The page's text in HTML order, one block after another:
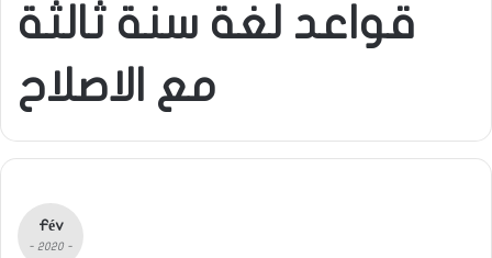
قواعد لغة سنة ثالثة
مع الاصلاح
Fév
- 2020 -